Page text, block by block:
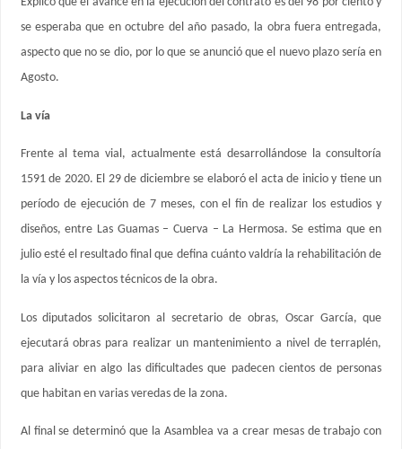
se esperaba que en octubre del año pasado, la obra fuera entregada,
aspecto que no se dio, por lo que se anunció que el nuevo plazo sería en
Agosto.
La vía
Frente al tema vial, actualmente está desarrollándose la consultoría
1591 de 2020. El 29 de diciembre se elaboró el acta de inicio y tiene un
período de ejecución de 7 meses, con el fin de realizar los estudios y
diseños, entre Las Guamas – Cuerva – La Hermosa. Se estima que en
julio esté el resultado final que defina cuánto valdría la rehabilitación de
la vía y los aspectos técnicos de la obra.
Los diputados solicitaron al secretario de obras, Oscar García, que
ejecutará obras para realizar un mantenimiento a nivel de terraplén,
para aliviar en algo las dificultades que padecen cientos de personas
que habitan en varias veredas de la zona.
Al final se determinó que la Asamblea va a crear mesas de trabajo con